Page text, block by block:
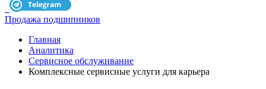
Продажа подшипников
Главная
Аналитика
Сервисное обслуживание
Комплексные сервисные услуги для карьера